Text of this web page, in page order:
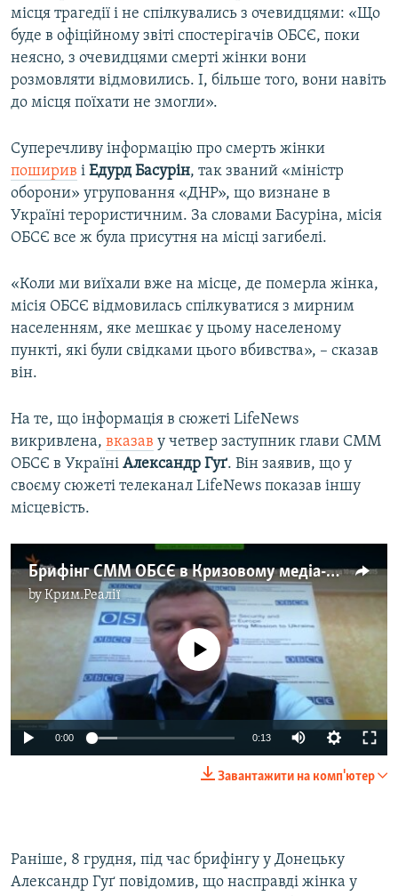
місця трагедії і не спілкувались з очевидцями: «Що
буде в офіційному звіті спостерігачів ОБСЄ, поки
неясно, з очевидцями смерті жінки вони
розмовляти відмовились. І, більше того, вони навіть
до місця поїхати не змогли».
Суперечливу інформацію про смерть жінки
поширив і Едурд Басурін, так званий «міністр
оборони» угруповання «ДНР», що визнане в
Україні терористичним. За словами Басуріна, місія
ОБСЄ все ж була присутня на місці загибелі.
«Коли ми виїхали вже на місце, де померла жінка,
місія ОБСЄ відмовилась спілкуватися з мирним
населенням, яке мешкає у цьому населеному
пункті, які були свідками цього вбивства», – сказав
він.
На те, що інформація в сюжеті LifeNews
викривлена, вказав у четвер заступник глави СММ
ОБСЄ в Україні Александр Гуґ. Він заявив, що у
своєму сюжеті телеканал LifeNews показав іншу
місцевість.
Брифінг СММ ОБСЄ в Кризовому медіа-центрі від 10 грудня 2015
byКрим.Реалії
No media source currently available
0:00 0:13
Завантажити на комп'ютер
Раніше, 8 грудня, під час брифінгу у Донецьку
Александр Гуґ повідомив, що насправді жінка у